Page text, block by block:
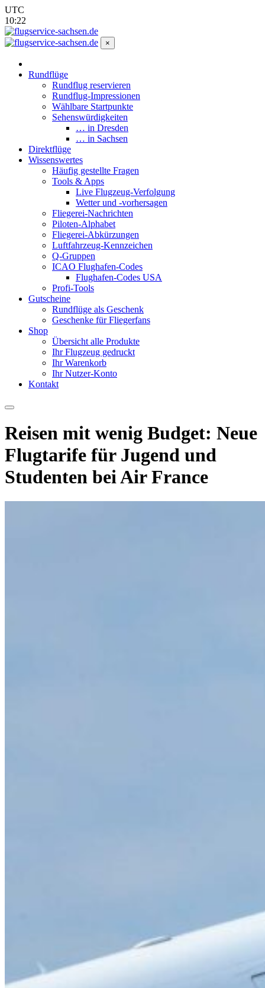
UTC
10:22
×
Rundflüge
Rundflug reservieren
Rundflug-Impressionen
Wählbare Startpunkte
Sehenswürdigkeiten
… in Dresden
… in Sachsen
Direktflüge
Wissenswertes
Häufig gestellte Fragen
Tools & Apps
Live Flugzeug-Verfolgung
Wetter und -vorhersagen
Fliegerei-Nachrichten
Piloten-Alphabet
Fliegerei-Abkürzungen
Luftfahrzeug-Kennzeichen
Q-Gruppen
ICAO Flughafen-Codes
Flughafen-Codes USA
Profi-Tools
Gutscheine
Rundflüge als Geschenk
Geschenke für Fliegerfans
Shop
Übersicht alle Produkte
Ihr Flugzeug gedruckt
Ihr Warenkorb
Ihr Nutzer-Konto
Kontakt
Reisen mit wenig Budget: Neue
Flugtarife für Jugend und
Studenten bei Air France